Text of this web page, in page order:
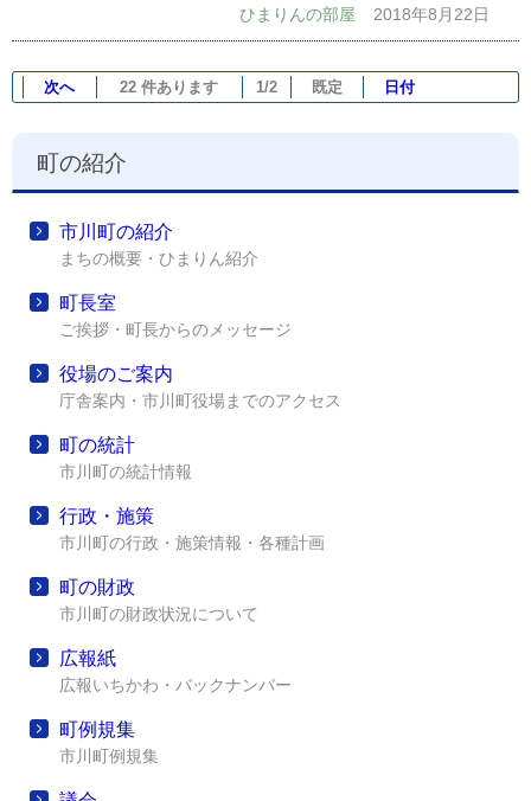
ひまりんの部屋 2018年8月22日
次へ 22 件あります 1/2 既定 日付
町の紹介
市川町の紹介
まちの概要・ひまりん紹介
町長室
ご挨拶・町長からのメッセージ
役場のご案内
庁舎案内・市川町役場までのアクセス
町の統計
市川町の統計情報
行政・施策
市川町の行政・施策情報・各種計画
町の財政
市川町の財政状況について
広報紙
広報いちかわ・バックナンバー
町例規集
市川町例規集